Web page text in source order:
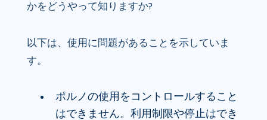
かをどうやって知りますか?
以下は、使用に問題があることを示していま
す。
ポルノの使用をコントロールすること
はできません。利用制限や停止はでき